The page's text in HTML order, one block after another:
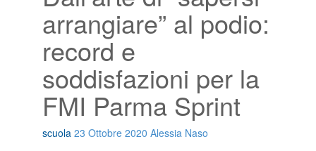
arrangiare” al podio:
record e
soddisfazioni per la
FMI Parma Sprint
scuola 23 Ottobre 2020 Alessia Naso